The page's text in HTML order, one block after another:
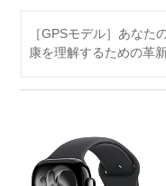
［GPSモデル］あなた
康を理解するための革